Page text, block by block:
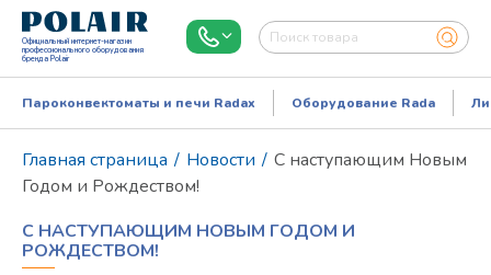
Официальный интернет-магазин
профессионального оборудования
бренда Polair
Пароконвектоматы и печи Radax Оборудование Rada
Главная страница / Новости / С наступающим Новым
Годом и Рождеством!
С НАСТУПАЮЩИМ НОВЫМ ГОДОМ И
РОЖДЕСТВОМ!